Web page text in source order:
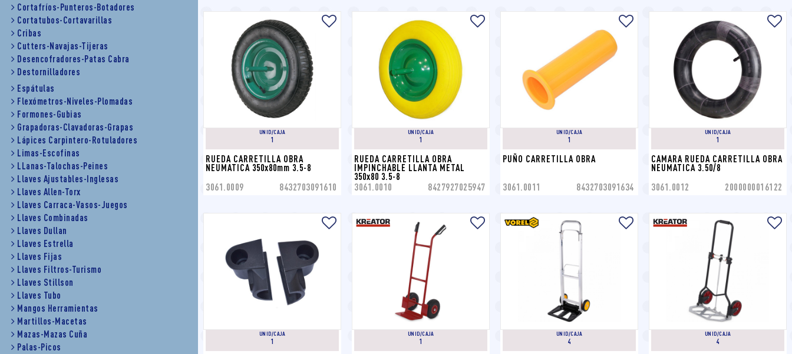
Cortafríos-Punteros-Botadores
Cortatubos-Cortavarillas
Cribas
Cutters-Navajas-Tijeras
Desencofradores-Patas Cabra
Destornilladores
Espátulas
Flexómetros-Niveles-Plomadas
Formones-Gubias
Grapadoras-Clavadoras-Grapas
Lápices Carpintero-Rotuladores
Limas-Escofinas
LLanas-Talochas-Peines
Llaves Ajustables-Inglesas
Llaves Allen-Torx
Llaves Carraca-Vasos-Juegos
Llaves Combinadas
Llaves Dullan
Llaves Estrella
Llaves Fijas
Llaves Filtros-Turismo
Llaves Stillson
Llaves Tubo
Mangos Herramientas
Martillos-Macetas
Mazas-Mazas Cuña
Palas-Picos
UNID/CAJA
1
RUEDA CARRETILLA OBRA
NEUMATICA 350x80mm 3.5-8
3061.0009 8432703091610
UNID/CAJA
1
RUEDA CARRETILLA OBRA
IMPINCHABLE LLANTA METAL
350x80 3.5-8
3061.0010 8427927025947
UNID/CAJA
1
PUÑO CARRETILLA OBRA
3061.0011 8432703091634
UNID/CAJA
1
CAMARA RUEDA CARRETILLA OBRA
NEUMATICA 3.50/8
3061.0012 2000000016122
UNID/CAJA
1
UNID/CAJA
1
UNID/CAJA
4
UNID/CAJA
4